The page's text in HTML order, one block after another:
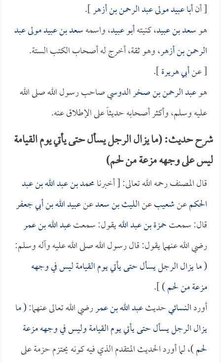
[ أنأبا عبيد مولى عبد الرحمن بن أزهر].
هوسعد بن عبيد، كنيتهأبو عبيد، واسمهسعد بن عبيد مولى عبد
الرحمن بن أزهر، وهو ثقة، أخرج له أصحاب الكتب الستة.
[ عنأبي هريرة].
هوعبد الرحمن بن صخر الدوسيصاحب رسول الله صلى الله
عليه وسلم، وأكثر أصحابه حديثاً على الإطلاق عنه.
شرح حديث: (ما يزال الرجل يسأل حتى يأتي يوم القيامة
ليس على وجهه مزعة من لحم)
قال المصنف رحمه الله تعالى: [ أخبرنامحمد بن عبد الله بن عبد
الحكمعنشعيبعنالليث بن سعدعنعبيد الله بن أبي جعفر
قال: سمعتحمزة بن عبد اللهيقول: سمعتعبد الله بن عمر
رضي الله عنهما يقول: قال رسول الله صلى الله عليه وآله وسلم:
(ما يزال الرجل يسأل حتى يأتي يوم القيامة ليس في وجهه
مزعة من لحم) ].
أوردالنسائيحديثعبد الله بن عمررضي الله تعالى عنهما: (ما
يزال الرجل يسأل حتى يأتي يوم القيامة وليس في وجهه مزعة
لحم)، لما أورد الحديث المتقدم الذي فيه كونه يحتزم حزمة على